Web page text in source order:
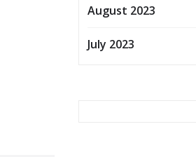
August 2023
July 2023